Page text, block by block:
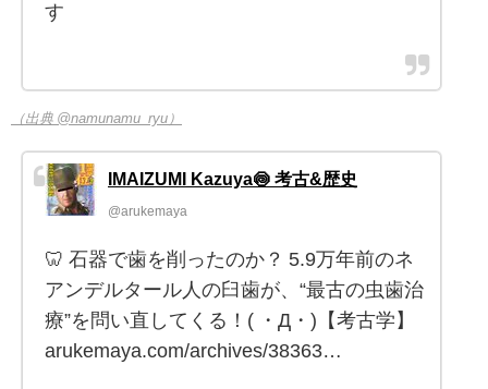
す
（出典 @namunamu_ryu）
IMAIZUMI Kazuya🍥 考古&歴史
@arukemaya
🦷 石器で歯を削ったのか？ 5.9万年前のネ
アンデルタール人の臼歯が、“最古の虫歯治
療”を問い直してくる！( ・Д・)【考古学】
arukemaya.com/archives/38363…